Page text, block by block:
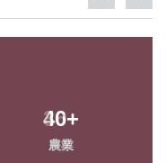
40+
農業